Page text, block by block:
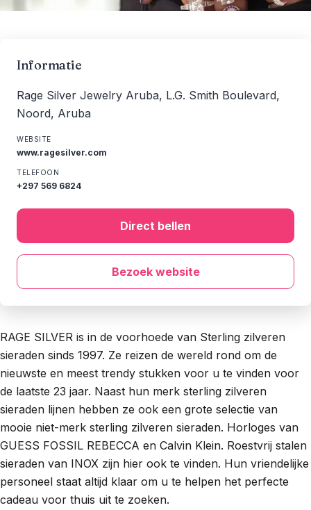
RAGE SILVER is in de voorhoede van Sterling zilveren
sieraden sinds 1997. Ze reizen de wereld rond om de
nieuwste en meest trendy stukken voor u te vinden voor
de laatste 23 jaar. Naast hun merk sterling zilveren
sieraden lijnen hebben ze ook een grote selectie van
mooie niet-merk sterling zilveren sieraden. Horloges van
GUESS FOSSIL REBECCA en Calvin Klein. Roestvrij stalen
sieraden van INOX zijn hier ook te vinden. Hun vriendelijke
personeel staat altijd klaar om u te helpen het perfecte
cadeau voor thuis uit te zoeken.
Informatie
Rage Silver Jewelry Aruba, L.G. Smith Boulevard,
Noord, Aruba
WEBSITE
www.ragesilver.com
TELEFOON
+297 569 6824
Direct bellen
Bezoek website